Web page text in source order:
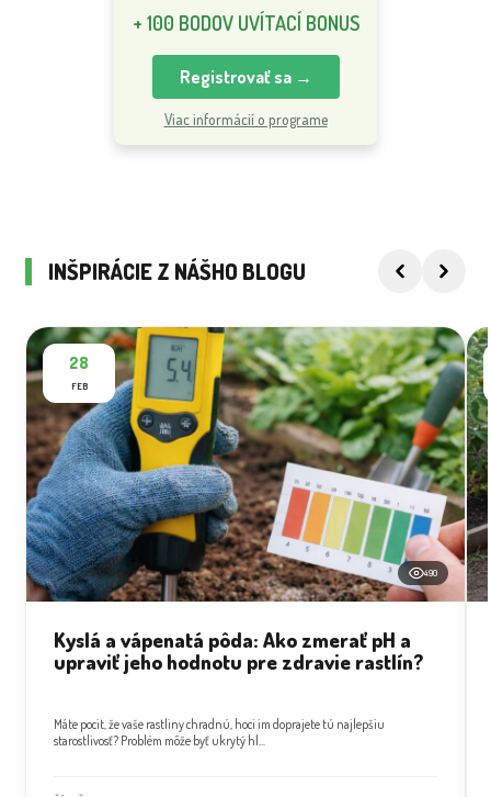
+ 100 BODOV UVÍTACÍ BONUS
Registrovať sa →
Viac informácií o programe
INŠPIRÁCIE Z NÁŠHO BLOGU
28
FEB
490
Kyslá a vápenatá pôda: Ako zmerať pH a
upraviť jeho hodnotu pre zdravie rastlín?
Máte pocit, že vaše rastliny chradnú, hoci im doprajete tú najlepšiu
starostlivosť? Problém môže byť ukrytý hl...